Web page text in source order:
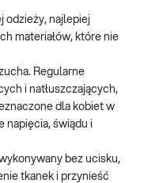
odzieży, najlepiej
materiałów, które nie
Regularne
i natłuszczających,
dla kobiet w
napięcia, świądu i
bez ucisku,
tkanek i przynieść